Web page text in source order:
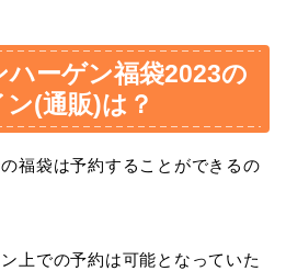
ハーゲン福袋2023の
(通販)は？
福袋は予約することができるの
上での予約は可能となっていた